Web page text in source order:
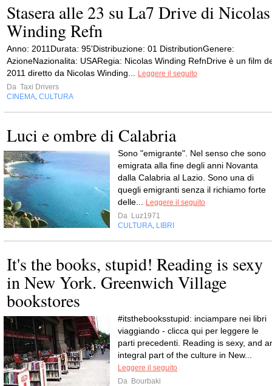
Stasera alle 23 su La7 Drive di Nicolas
Winding Refn
Anno: 2011Durata: 95'Distribuzione: 01 DistributionGenere:
AzioneNazionalita: USARegia: Nicolas Winding RefnDrive è un film
2011 diretto da Nicolas Winding...
Leggere il seguito
Da Taxi Drivers
CINEMA CULTURA
Luci e ombre di Calabria
Sono "emigrante". Nel senso che sono
emigrata alla fine degli anni Novanta
dalla Calabria al Lazio. Sono una di
quegli emigranti senza il richiamo forte
delle...
Leggere il seguito
Da Luz1971
CULTURA LIBRI
It's the books, stupid! Reading is sexy
in New York. Greenwich Village
bookstores
#itsthebooksstupid: inciampare nei libri
viaggiando - clicca qui per leggere le
parti precedenti. Reading is sexy, and
integral part of the culture in New...
Leggere il seguito
Da Bourbaki